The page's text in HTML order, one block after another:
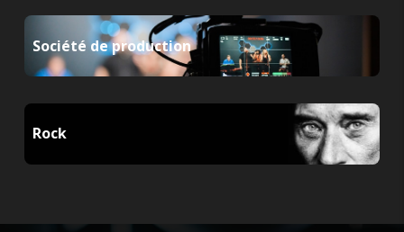
Société de production
Rock